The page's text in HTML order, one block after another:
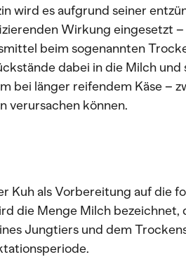
wird es aufgrund seiner
Wirkung eingesetzt –
beim sogenannten
dabei in die Milch und
bei länger reifendem Käse –
verursachen können.
Kuh als Vorbereitung auf die
die Menge Milch bezeichnet,
Jungtiers und dem